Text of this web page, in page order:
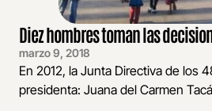
Diez hombres toman las
marzo 9, 2018
En 2012, la Junta Directiva de los
presidenta: Juana del Carmen